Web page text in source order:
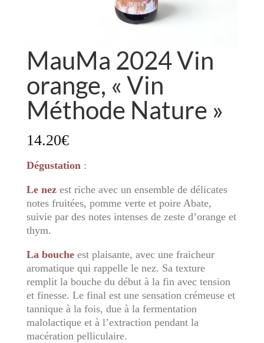
MauMa 2024 Vin
orange, « Vin
Méthode Nature »
14.20€
Dégustation:
Le nezest riche avec un ensemble de délicates
notes fruitées, pomme verte et poire Abate,
suivie par des notes intenses de zeste d’orange et
thym.
La boucheest plaisante, avec une fraicheur
aromatique qui rappelle le nez. Sa texture
remplit la bouche du début à la fin avec tension
et finesse. Le final est une sensation crémeuse et
tannique à la fois, due à la fermentation
malolactique et à l’extraction pendant la
macération pelliculaire.